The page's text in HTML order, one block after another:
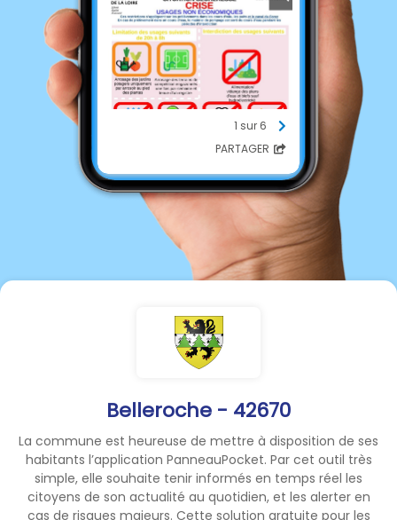
Belleroche - 42670
La commune est heureuse de mettre à disposition de ses
habitants l’application PanneauPocket. Par cet outil très
simple, elle souhaite tenir informés en temps réel les
citoyens de son actualité au quotidien, et les alerter en
cas de risques majeurs. Cette solution gratuite pour les
1 sur 6
PARTAGER